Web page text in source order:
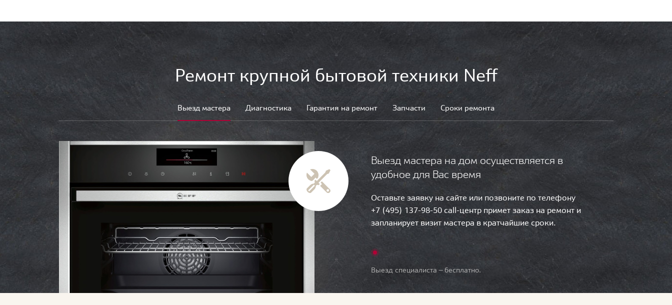
Ремонт крупной бытовой техники Neff
Выезд мастера Диагностика Гарантия на ремонт Запчасти Сроки ремонта
Выезд мастера на дом осуществляется в
удобное для Вас время
Оставьте заявку на сайте или позвоните по телефону
+7 (495) 137-98-50 call-центр примет заказ на ремонт и
запланирует визит мастера в кратчайшие сроки.
Выезд специалиста — бесплатно.